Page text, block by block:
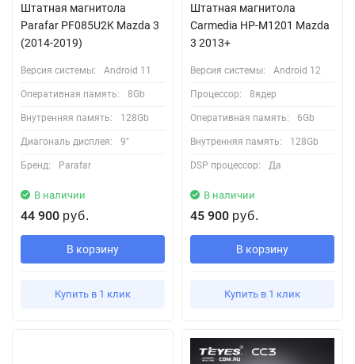
Штатная магнитола
Parafar PF085U2K Mazda 3
(2014-2019)
Версия системы: Android 11
Оперативная память: 8Gb
Внутренняя память: 128Gb
Диагональ дисплея: 9"
Бренд: Parafar
В наличии
44 900 руб.
В корзину
Купить в 1 клик
Штатная магнитола
Carmedia HP-M1201 Mazda
3 2013+
Версия системы: Android 12
Процессор: 8ядер
Оперативная память: 6Gb
Внутренняя память: 128Gb
DSP процессор: Да
В наличии
45 900 руб.
В корзину
Купить в 1 клик